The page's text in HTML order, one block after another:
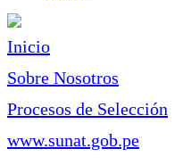
Inicio
Sobre Nosotros
Procesos de Selección
www.sunat.gob.pe